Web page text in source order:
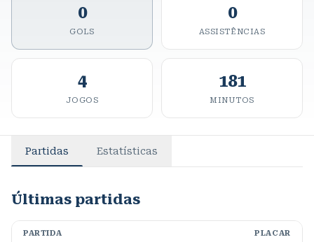
0
GOLS
0
ASSISTÊNCIAS
4
JOGOS
181
MINUTOS
Partidas Estatísticas
Últimas partidas
PARTIDA PLACAR